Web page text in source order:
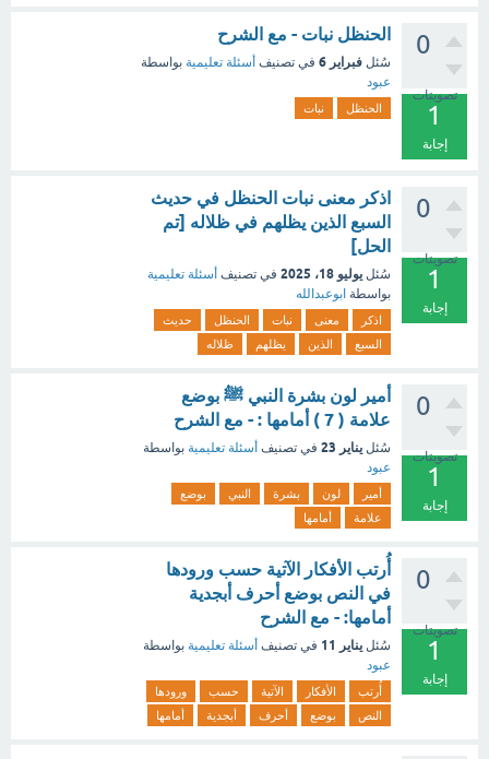
0
تصويتات
1
إجابة
الحنظل نبات - مع الشرح
سُئل فبراير 6 في تصنيف أسئلة تعليمية بواسطة
عبود
الحنظل نبات
0
تصويتات
1
إجابة
اذكر معنى نبات الحنظل في حديث
السبع الذين يظلهم في ظلاله [تم
الحل]
سُئل يوليو 18، 2025 في تصنيف أسئلة تعليمية
بواسطة ابوعبدالله
اذكر معنى نبات الحنظل
حديث
السبع
الذين يظلهم ظلاله
0
تصويتات
1
إجابة
أمير لون بشرة النبي ﷺ بوضع
علامة ( 7 ) أمامها : - مع الشرح
سُئل يناير 23 في تصنيف أسئلة تعليمية بواسطة
عبود
أمير لون بشرة النبي
بوضع
علامة
أمامها
0
تصويتات
1
إجابة
أُرتب الأفكار الآتية حسب ورودها
في النص بوضع أحرف أبجدية
أمامها: - مع الشرح
سُئل يناير 11 في تصنيف أسئلة تعليمية بواسطة
عبود
أُرتب الأفكار الآتية حسب
ورودها
النص
بوضع أحرف أبجدية أمامها